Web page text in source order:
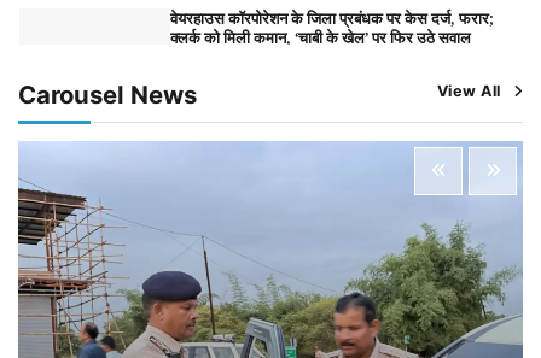
वेयरहाउस कॉरपोरेशन के जिला प्रबंधक पर केस दर्ज, फरार;
क्लर्क को मिली कमान, ‘चाबी के खेल’ पर फिर उठे सवाल
4
साइबर ठगी, फर्जी सिम बेचने वाला आरोपी गिरफ्तार
Pavan Jat August 5, 2026 0
5
विशेष प्रवर्तन अभियान में नर्मदापुरम पुलिस की सख्त कार्रवाई
Pavan Jat August 5, 2026 0
Carousel News View All